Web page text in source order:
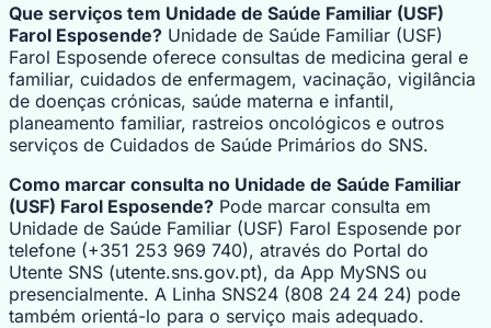
Que serviços tem Unidade de Saúde Familiar (USF)
Farol Esposende? Unidade de Saúde Familiar (USF)
Farol Esposende oferece consultas de medicina geral e
familiar, cuidados de enfermagem, vacinação, vigilância
de doenças crónicas, saúde materna e infantil,
planeamento familiar, rastreios oncológicos e outros
serviços de Cuidados de Saúde Primários do SNS.
Como marcar consulta no Unidade de Saúde Familiar
(USF) Farol Esposende? Pode marcar consulta em
Unidade de Saúde Familiar (USF) Farol Esposende por
telefone (+351 253 969 740), através do Portal do
Utente SNS (utente.sns.gov.pt), da App MySNS ou
presencialmente. A Linha SNS24 (808 24 24 24) pode
também orientá-lo para o serviço mais adequado.